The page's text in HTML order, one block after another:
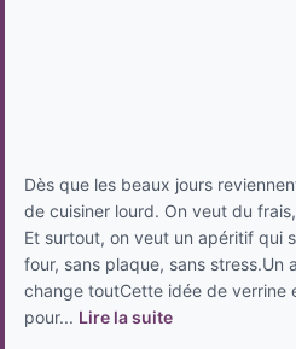
Dès que les beaux jours
de cuisiner lourd. On veut du
Et surtout, on veut un apéritif qui
four, sans plaque, sans stress.Un
change toutCette idée de verrine
pour... Lire la suite